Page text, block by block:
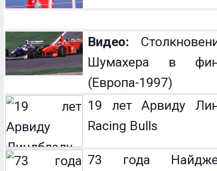
Видео:
Шумахера в
(Европа-1997)
19 лет Арвиду
Racing Bulls
73 года